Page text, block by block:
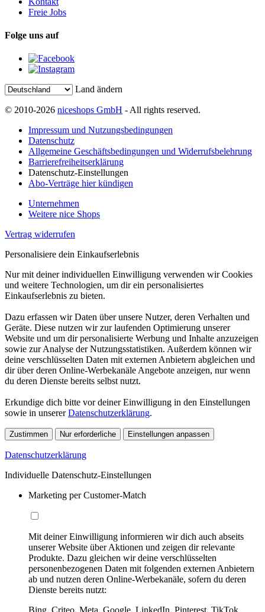
Freie Jobs
Folge uns auf
Land ändern
© 2010-2026 niceshops GmbH - All rights reserved.
Impressum und Nutzungsbedingungen
Datenschutz
Allgemeine Geschäftsbedingungen und Widerrufsbelehrung
Barrierefreiheitserklärung
Datenschutz-Einstellungen
Abo-Verträge hier kündigen
Unternehmen
Weitere nice Shops
Vertrag widerrufen
Personalisiere dein Einkaufserlebnis
Nur mit deiner individuellen Einwilligung verwenden wir Cookies
und weitere Technologien, um dir ein personalisiertes
Einkaufserlebnis zu bieten.
Dazu erfassen wir Daten über unsere Nutzer, deren Verhalten und
Geräte. Diese nutzen wir zur laufenden Optimierung unserer
Website und um dir personalisierte Werbung und Inhalte anzuzeigen
sowie zur Analyse der Nutzungsstatistiken. Außerdem können wir
deine verschlüsselten Daten mit externen Anbietern abgleichen und
dir über deren Online-Werbekanäle Angebote anzeigen, nur wenn
du deren Dienste bereits selbst nutzt.
Erkundige dich bitte vor deiner Einwilligung in den Einstellungen
sowie in unsererDatenschutzerklärung.
Zustimmen Nur erforderliche Einstellungen anpassen
Datenschutzerklärung
Individuelle Datenschutz-Einstellungen
Marketing per Customer-Match
Mit deiner Einwilligung informieren wir dich auch abseits
unserer Website über Aktionen und zeigen dir relevante
Produkte. Dazu gleichen wir deine verschlüsselten
personenbezogenen Daten mit folgenden externen Anbietern
ab und nutzen deren Online-Werbekanäle, sofern du deren
Dienste bereits nutzt: